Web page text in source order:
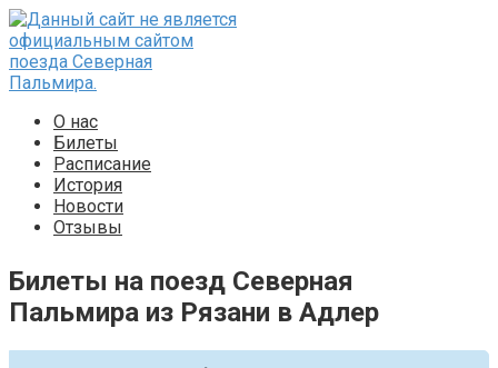
Перейти
к
контенту
О нас
Билеты
Расписание
История
Новости
Отзывы
Билеты на поезд Северная
Пальмира из Рязани в Адлер